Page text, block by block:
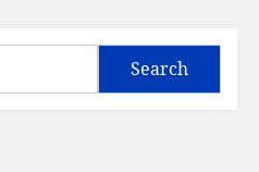
Search